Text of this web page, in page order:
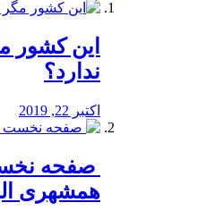
این کشور
ندارد؟
اکتبر 22, 2019
صفحه
همشهری